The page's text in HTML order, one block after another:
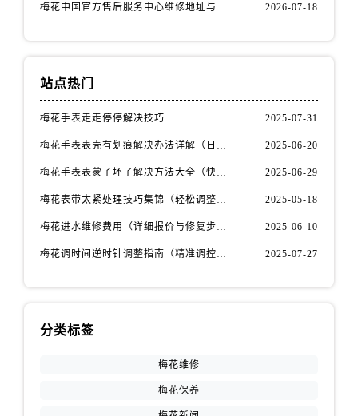
安徽省蚌埠市蚌山区淮河路售后服务中心（需提前预约）
安徽省铜陵市铜官区石城大道售后服务中心（需提前预约）
梅花中国官方售后服务中心维修地址与客服热线实地考察报告+多信源验证（2026年7月最新） 2026-07-18
站点热门
梅花手表走走停停解决技巧 2025-07-31
梅花手表表壳有划痕解决办法详解（日常保养与修复技巧指南） 2025-06-20
梅花手表表蒙子坏了解决方法大全（快速修复指南） 2025-06-29
梅花表带太紧处理技巧集锦（轻松调整佩戴舒适度的方法） 2025-05-18
梅花进水维修费用（详细报价与修复步骤） 2025-06-10
梅花调时间逆时针调整指南（精准调控的秘诀） 2025-07-27
分类标签
梅花维修
梅花保养